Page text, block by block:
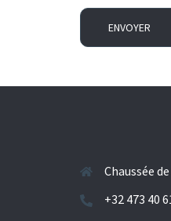
Chaussée
+32 473 40